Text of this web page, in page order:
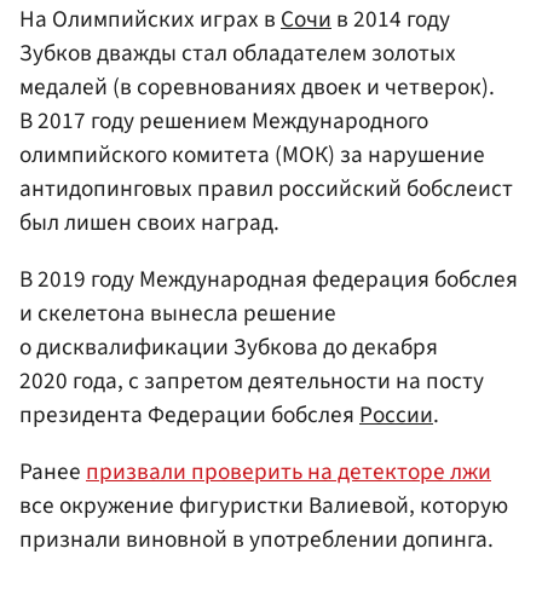
На Олимпийских играх вСочив 2014 году
Зубков дважды стал обладателем золотых
медалей (в соревнованиях двоек и четверок).
В 2017 году решением Международного
олимпийского комитета (МОК) за нарушение
антидопинговых правил российский бобслеист
был лишен своих наград.
В 2019 году Международная федерация бобслея
и скелетона вынесла решение
о дисквалификации Зубкова до декабря
2020 года, с запретом деятельности на посту
президента Федерации бобслеяРоссии.
Ранеепризвали проверить на детекторе лжи
все окружение фигуристки Валиевой, которую
признали виновной в употреблении допинга.